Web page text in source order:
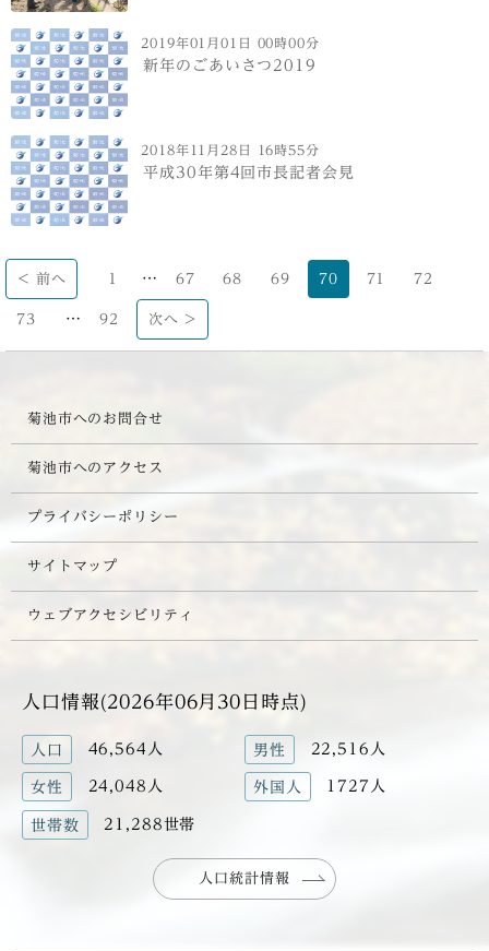
2019年01月01日 00時00分
新年のごあいさつ2019
2018年11月28日 16時55分
平成30年第4回市長記者会見
< 前へ … 67 68 69 70 71 72
73 … 92 次へ >
菊池市へのお問合せ
菊池市へのアクセス
プライバシーポリシー
サイトマップ
ウェブアクセシビリティ
人口情報(2026年06月30日時点)
人口 46,564人 男性 22,516人
女性 24,048人 外国人 1727人
世帯数 21,288世帯
人口統計情報